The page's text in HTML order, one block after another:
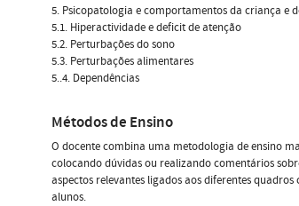
5. Psicopatologia e comportamentos da criança e
5.1. Hiperactividade e deficit de atenção
5.2. Perturbações do sono
5.3. Perturbações alimentares
5..4. Dependências
Métodos de Ensino
O docente combina uma metodologia de ensino
colocando dúvidas ou realizando comentários
aspectos relevantes ligados aos diferentes
alunos.